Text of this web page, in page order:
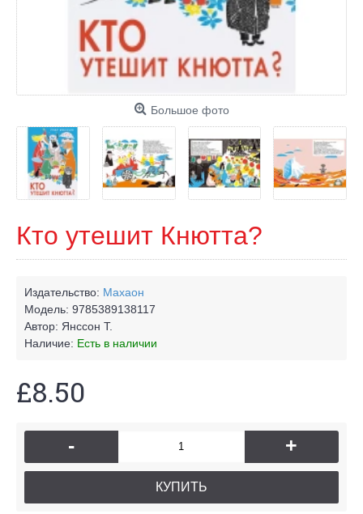
Большое фото
Кто утешит Кнютта?
Издательство: Махаон
Модель: 9785389138117
Автор: Янссон Т.
Наличие: Есть в наличии
£8.50
- +
КУПИТЬ